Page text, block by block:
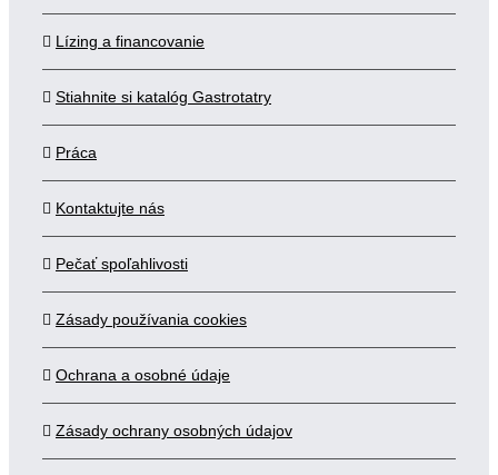
Lízing a financovanie
Stiahnite si katalóg Gastrotatry
Práca
Kontaktujte nás
Pečať spoľahlivosti
Zásady používania cookies
Ochrana a osobné údaje
Zásady ochrany osobných údajov